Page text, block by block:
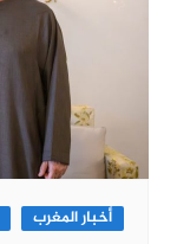
أخبار المغرب